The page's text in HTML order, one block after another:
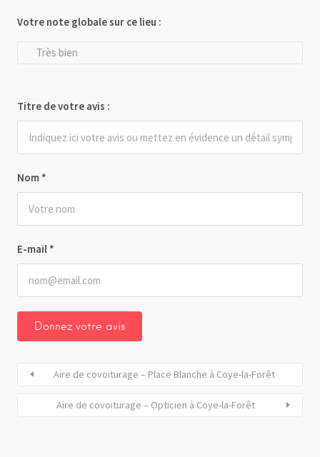
Nom *
E-mail *
Votre note globale sur ce lieu :
Très bien
Titre de votre avis :
Aire de covoiturage – Place Blanche à Coye-la-Forêt
Aire de covoiturage – Opticien à Coye-la-Forêt